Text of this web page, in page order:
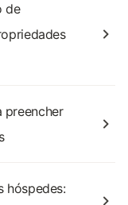
de
preencher
hóspedes: